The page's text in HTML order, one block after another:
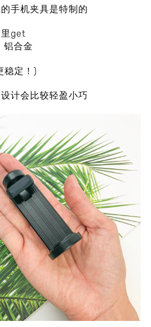
手机夹具是特制的
get
铝合金
稳定！)
计会比较轻盈小巧